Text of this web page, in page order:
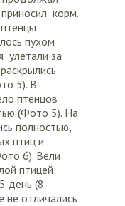
корм.
пухом
улетали за
5). В
птенцов
(Фото 5). На
полностью,
птиц и
6). Вели
птицей
день (8
не отличались